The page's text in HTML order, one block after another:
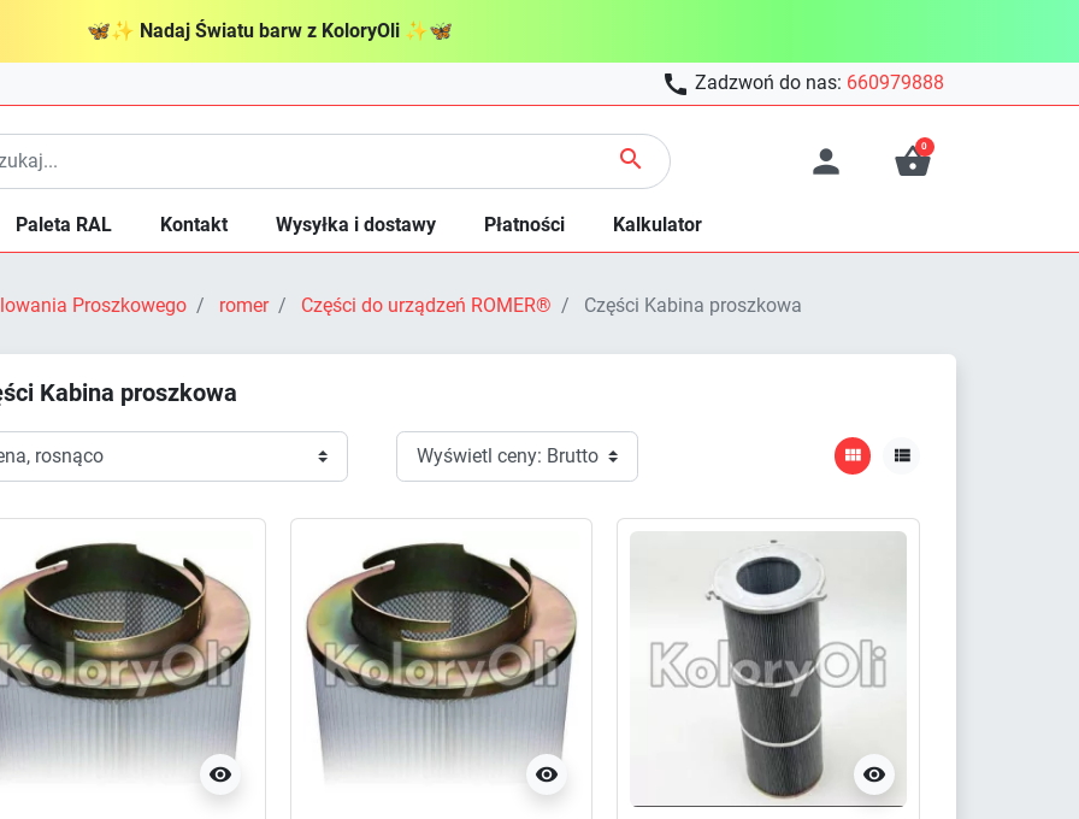
🦋✨ Nadaj Światu barw z KoloryOli ✨🦋
 Zadzwoń do nas: 660979888
  
0
Paleta RAL Kontakt Wysyłka i dostawy Płatności Kalkulator
Proszkowego romer Części do urządzeń ROMER® Części Kabina proszkowa
Kabina proszkowa
 
  